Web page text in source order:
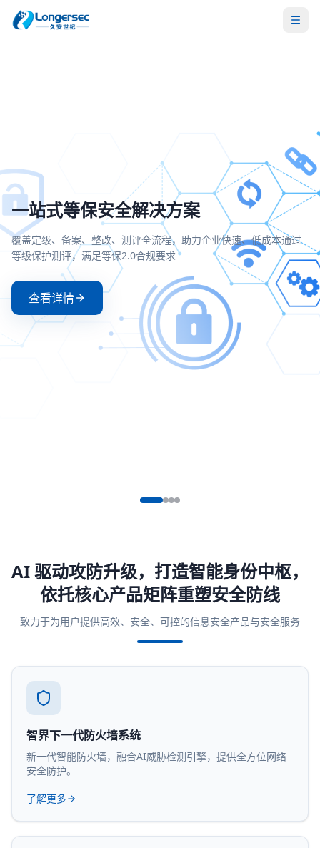
一站式等保安全解决方案
覆盖定级、备案、整改、测评全流程，助力企业快速、低成本通过
等级保护测评，满足等保2.0合规要求
查看详情
密评合规改造方案
全面支持国密SM2/SM3/SM4算法，满足密评合规要求，实现运维
操作的可信、可控、可审计
查看详情
两高一弱安全解决方案
聚焦高危漏洞、高危端口和弱口令治理，构建主动防御与持续监
的安全防护体系
查看详情
零信任安全接入解决方案
基于零信任架构实现身份验证与动态授权，确保每一次访问都经
严格验证和持续评估
查看详情
AI 驱动攻防升级，打造智能身份中枢，
依托核心产品矩阵重塑安全防线
致力于为用户提供高效、安全、可控的信息安全产品与安全服务
智界下一代防火墙系统
新一代智能防火墙，融合AI威胁检测引擎，提供全方位网络
安全防护。
了解更多